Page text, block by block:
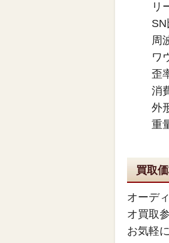
リ
SN
周
ワ
歪
消
外
重
買取
オーデ
オ買取
お気軽